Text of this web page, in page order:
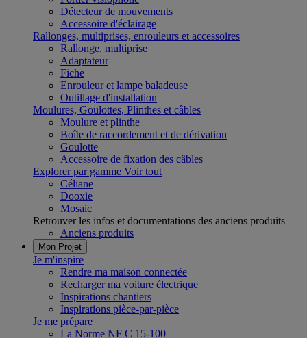
Détecteur de mouvements
Accessoire d'éclairage
Rallonges, multiprises, enrouleurs et accessoires
Rallonge, multiprise
Adaptateur
Fiche
Enrouleur et lampe baladeuse
Outillage d'installation
Moulures, Goulottes, Plinthes et câbles
Moulure et plinthe
Boîte de raccordement et de dérivation
Goulotte
Accessoire de fixation des câbles
Explorer par gamme Voir tout
Céliane
Dooxie
Mosaic
Retrouver les infos et documentations des anciens produits
Anciens produits
Mon Projet
Je m'inspire
Rendre ma maison connectée
Recharger ma voiture électrique
Inspirations chantiers
Inspirations pièce-par-pièce
Je me prépare
La Norme NF C 15-100